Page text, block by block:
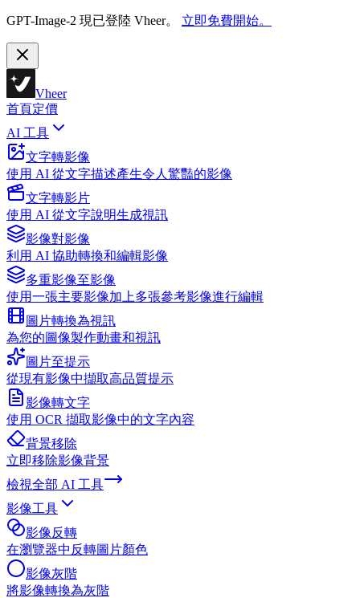
GPT-Image-2 現已登陸 Vheer。 立即免費開始。
Vheer
首頁定價
AI 工具
文字轉影像
使用 AI 從文字描述產生令人驚豔的影像
文字轉影片
使用 AI 從文字說明生成視訊
影像對影像
利用 AI 協助轉換和編輯影像
多重影像至影像
使用一張主要影像加上多張參考影像進行編輯
圖片轉換為視訊
為您的圖像製作動畫和視訊
圖片至提示
從現有影像中擷取高品質提示
影像轉文字
使用 OCR 擷取影像中的文字內容
背景移除
立即移除影像背景
檢視全部 AI 工具
影像工具
影像反轉
在瀏覽器中反轉圖片顏色
影像灰階
將影像轉換為灰階